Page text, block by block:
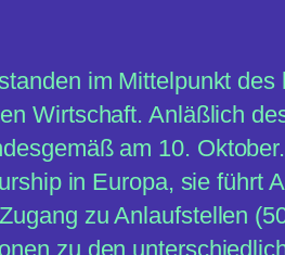
im Mittelpunkt
Wirtschaft. Anläßlich
am 10. Oktober.
in Europa, sie führt
zu Anlaufstellen
zu den